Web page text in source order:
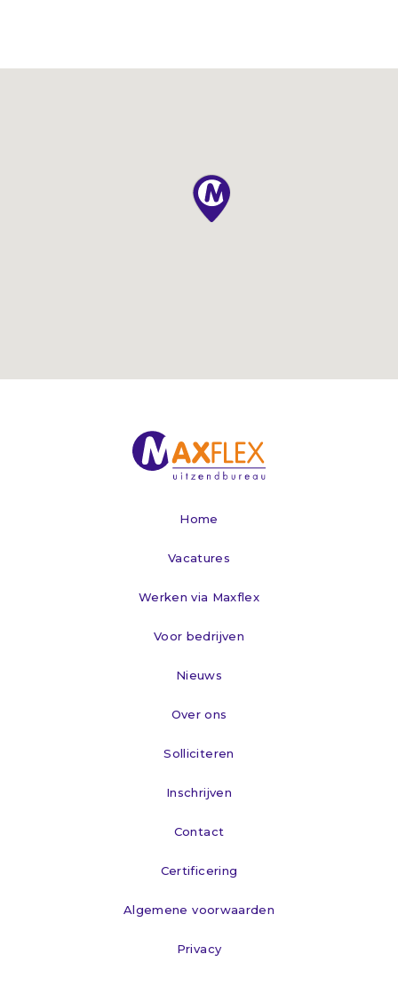
Home
Vacatures
Werken via Maxflex
Voor bedrijven
Nieuws
Over ons
Solliciteren
Inschrijven
Contact
Certificering
Algemene voorwaarden
Privacy